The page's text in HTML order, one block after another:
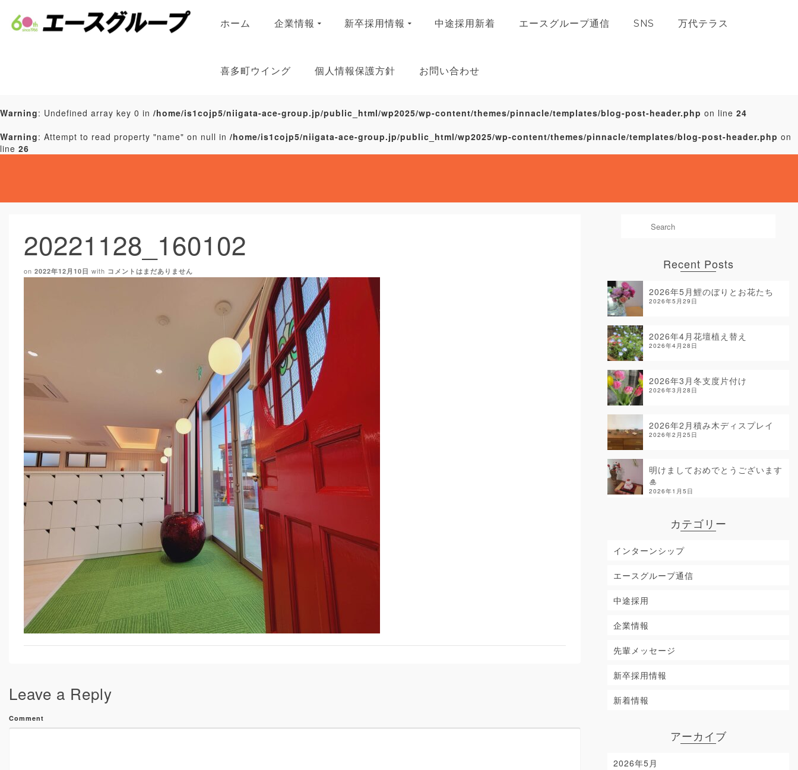
ホーム 企業情報 新卒採用情報 中途採用新着 エースグループ通信 SNS 万代テラス
喜多町ウイング 個人情報保護方針 お問い合わせ
Warning: Undefined array key 0 in /home/is1cojp5/niigata-ace-group.jp/public_html/wp2025/wp-content/themes/pinnacle/templates/blog-post-header.php on line 24
Warning: Attempt to read property "name" on null in /home/is1cojp5/niigata-ace-group.jp/public_html/wp2025/wp-content/themes/pinnacle/templates/blog-post-header.php on
line 26
20221128_160102
on 2022年12月10日 with コメントはまだありません
Leave a Reply
Comment
Recent Posts
2026年5月鯉のぼりとお花たち
2026年5月29日
2026年4月花壇植え替え
2026年4月28日
2026年3月冬支度片付け
2026年3月28日
2026年2月積み木ディスプレイ
2026年2月25日
明けましておめでとうございます
🎍
2026年1月5日
カテゴリー
インターンシップ
エースグループ通信
中途採用
企業情報
先輩メッセージ
新卒採用情報
新着情報
アーカイブ
2026年5月